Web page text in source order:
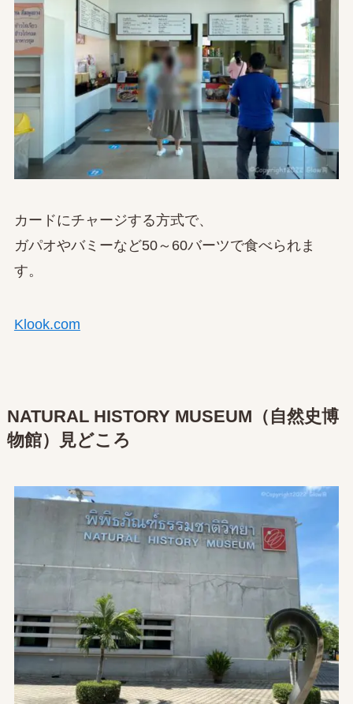
カードにチャージする方式で、
ガパオやバミーなど50～60バーツで食べられま
す。
Klook.com
NATURAL HISTORY MUSEUM（自然史博
物館）見どころ